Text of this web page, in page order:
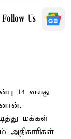
Follow Us
14 வயது
மக்கள்
அதிகாரிகள்